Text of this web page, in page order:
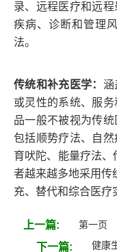
录、远程医疗和远
疾病、诊断和管理
法。
传统和补充医学： 涵
或灵性的系统、服
品一般不被视为传统
包括顺势疗法、自
育吠陀、能量疗法
者越来越多地采用传
充、替代和综合医疗
上一篇:
第一页
健康
下一篇: